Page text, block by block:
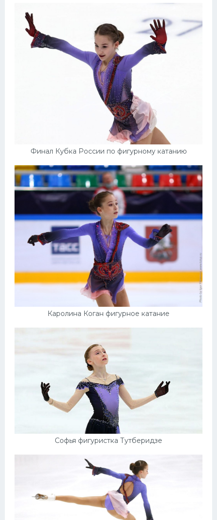
Финал Кубка России по фигурному катанию
Каролина Коган фигурное катание
Софья фигуристка Тутберидзе